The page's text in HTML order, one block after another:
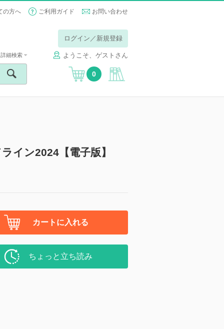
の方へ ご利用ガイド お問い合わせ
ログイン／新規登録
ようこそ、ゲストさん
詳細検索
0
イン2024【電子版】
カートに入れる
ちょっと立ち読み